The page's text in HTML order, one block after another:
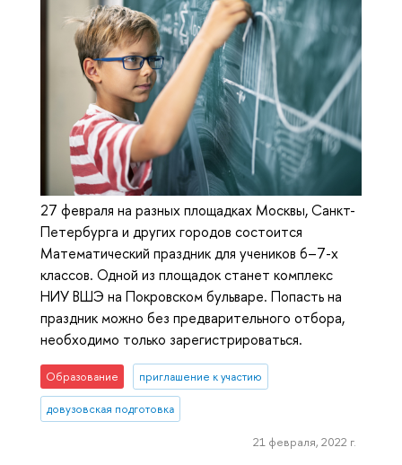
27 февраля на разных площадках Москвы, Санкт-
Петербурга и других городов состоится
Математический праздник для учеников 6–7-х
классов. Одной из площадок станет комплекс
НИУ ВШЭ на Покровском бульваре. Попасть на
праздник можно без предварительного отбора,
необходимо только зарегистрироваться.
Образование приглашение к участию
довузовская подготовка
21 февраля, 2022 г.